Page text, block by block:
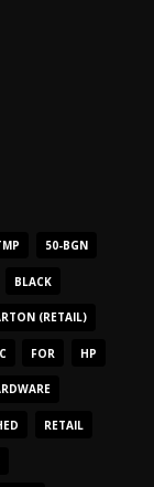
50-BGN
BLACK
(RETAIL)
FOR HP
RETAIL